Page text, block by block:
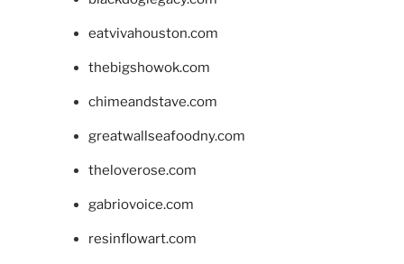
eatvivahouston.com
thebigshowok.com
chimeandstave.com
greatwallseafoodny.com
theloverose.com
gabriovoice.com
resinflowart.com